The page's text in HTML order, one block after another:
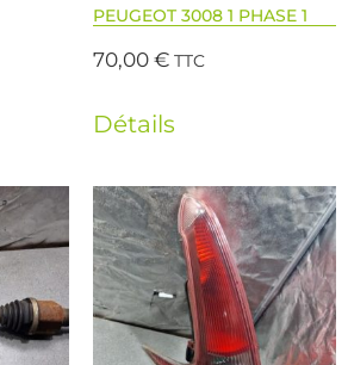
PEUGEOT 3008 1 PHASE 1
70,00€ TTC
Détails